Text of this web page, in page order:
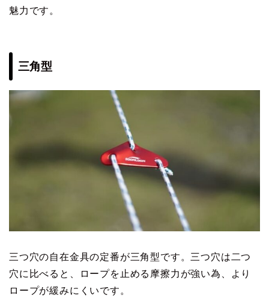
魅力です。
三角型
三つ穴の自在金具の定番が三角型です。三つ穴は二つ
穴に比べると、ロープを止める摩擦力が強い為、より
ロープが緩みにくいです。